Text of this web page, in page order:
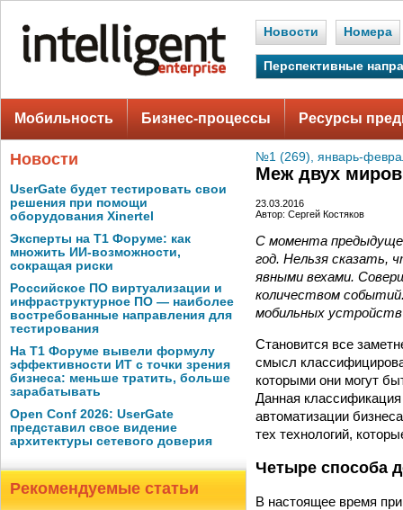
Новости Номера
Перспективные
Мобильность Бизнес-процессы Ресурсы
Новости
UserGate будет тестировать свои
решения при помощи
оборудования Xinertel
Эксперты на Т1 Форуме: как
множить ИИ-возможности,
сокращая риски
Российское ПО виртуализации и
инфраструктурное ПО — наиболее
востребованные направления для
тестирования
На Т1 Форуме вывели формулу
эффективности ИТ с точки зрения
бизнеса: меньше тратить, больше
зарабатывать
Open Conf 2026: UserGate
представил свое видение
архитектуры сетевого доверия
Рекомендуемые статьи
№1 (269), январь-
Меж двух миров
23.03.2016
Автор: Сергей Костяков
С момента
год. Нельзя сказать,
явными вехами.
количеством
мобильных устройств
Становится все
смысл
которыми они могут
Данная классификация
автоматизации
тех технологий,
Четыре способа
В настоящее время